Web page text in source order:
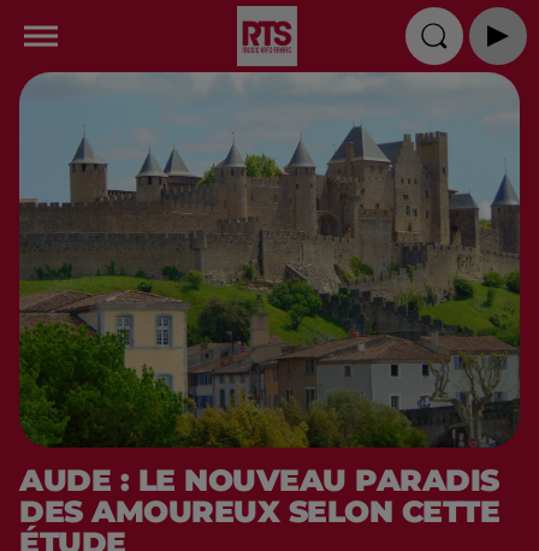
AUDE : LE NOUVEAU PARADIS
DES AMOUREUX SELON CETTE
ÉTUDE